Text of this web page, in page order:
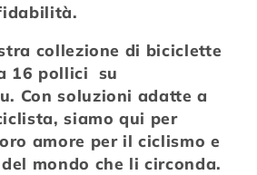
collezione di biciclette
16 pollici su
Con soluzioni adatte a
siamo qui per
amore per il ciclismo e
mondo che li circonda.